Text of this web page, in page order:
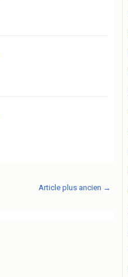
Article plus ancien →